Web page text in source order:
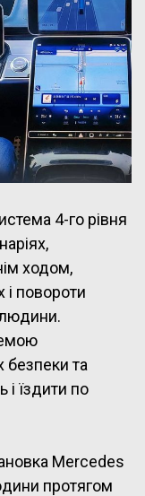
4-го рівня
ходом,
і повороти
людини.
безпеки та
і їздити по
Mercedes
протягом